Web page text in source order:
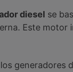
diesel se
Este motor